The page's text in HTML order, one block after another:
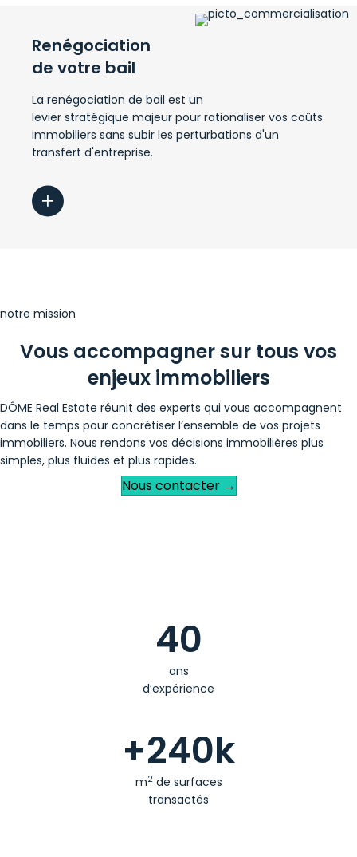
Renégociation
de votre bail
La renégociation de bail est un
levier stratégique majeur pour rationaliser vos coûts
immobiliers sans subir les perturbations d'un
transfert d'entreprise.
Nous analysons vos engagements actuels, évaluons
notre mission
Vous accompagner sur tous vos
enjeux immobiliers
DÔME Real Estate réunit des experts qui vous accompagnent
dans le temps pour concrétiser l’ensemble de vos projets
immobiliers. Nous rendons vos décisions immobilières plus
simples, plus fluides et plus rapides.
Nous contacter →
40
ans
d’expérience
+240k
m2de surfaces
transactés